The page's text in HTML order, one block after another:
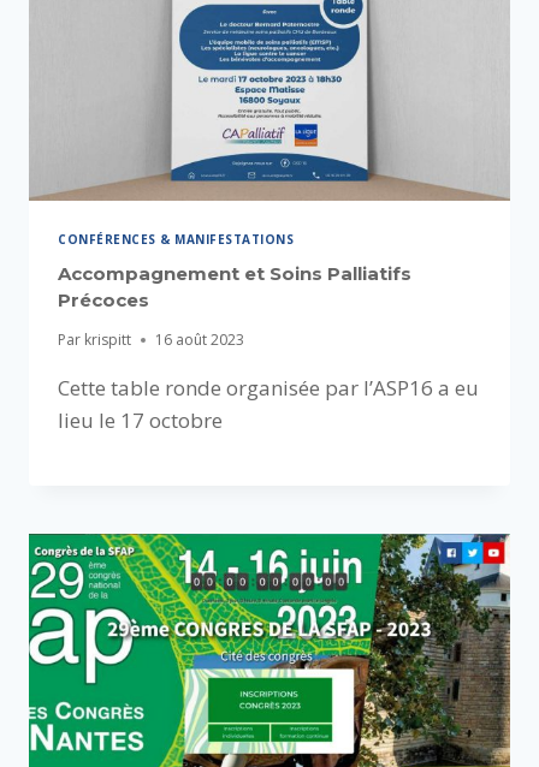
CONFÉRENCES & MANIFESTATIONS
Accompagnement et Soins Palliatifs
Précoces
Par krispitt 16 août 2023
Cette table ronde organisée par l’ASP16 a eu
lieu le 17 octobre